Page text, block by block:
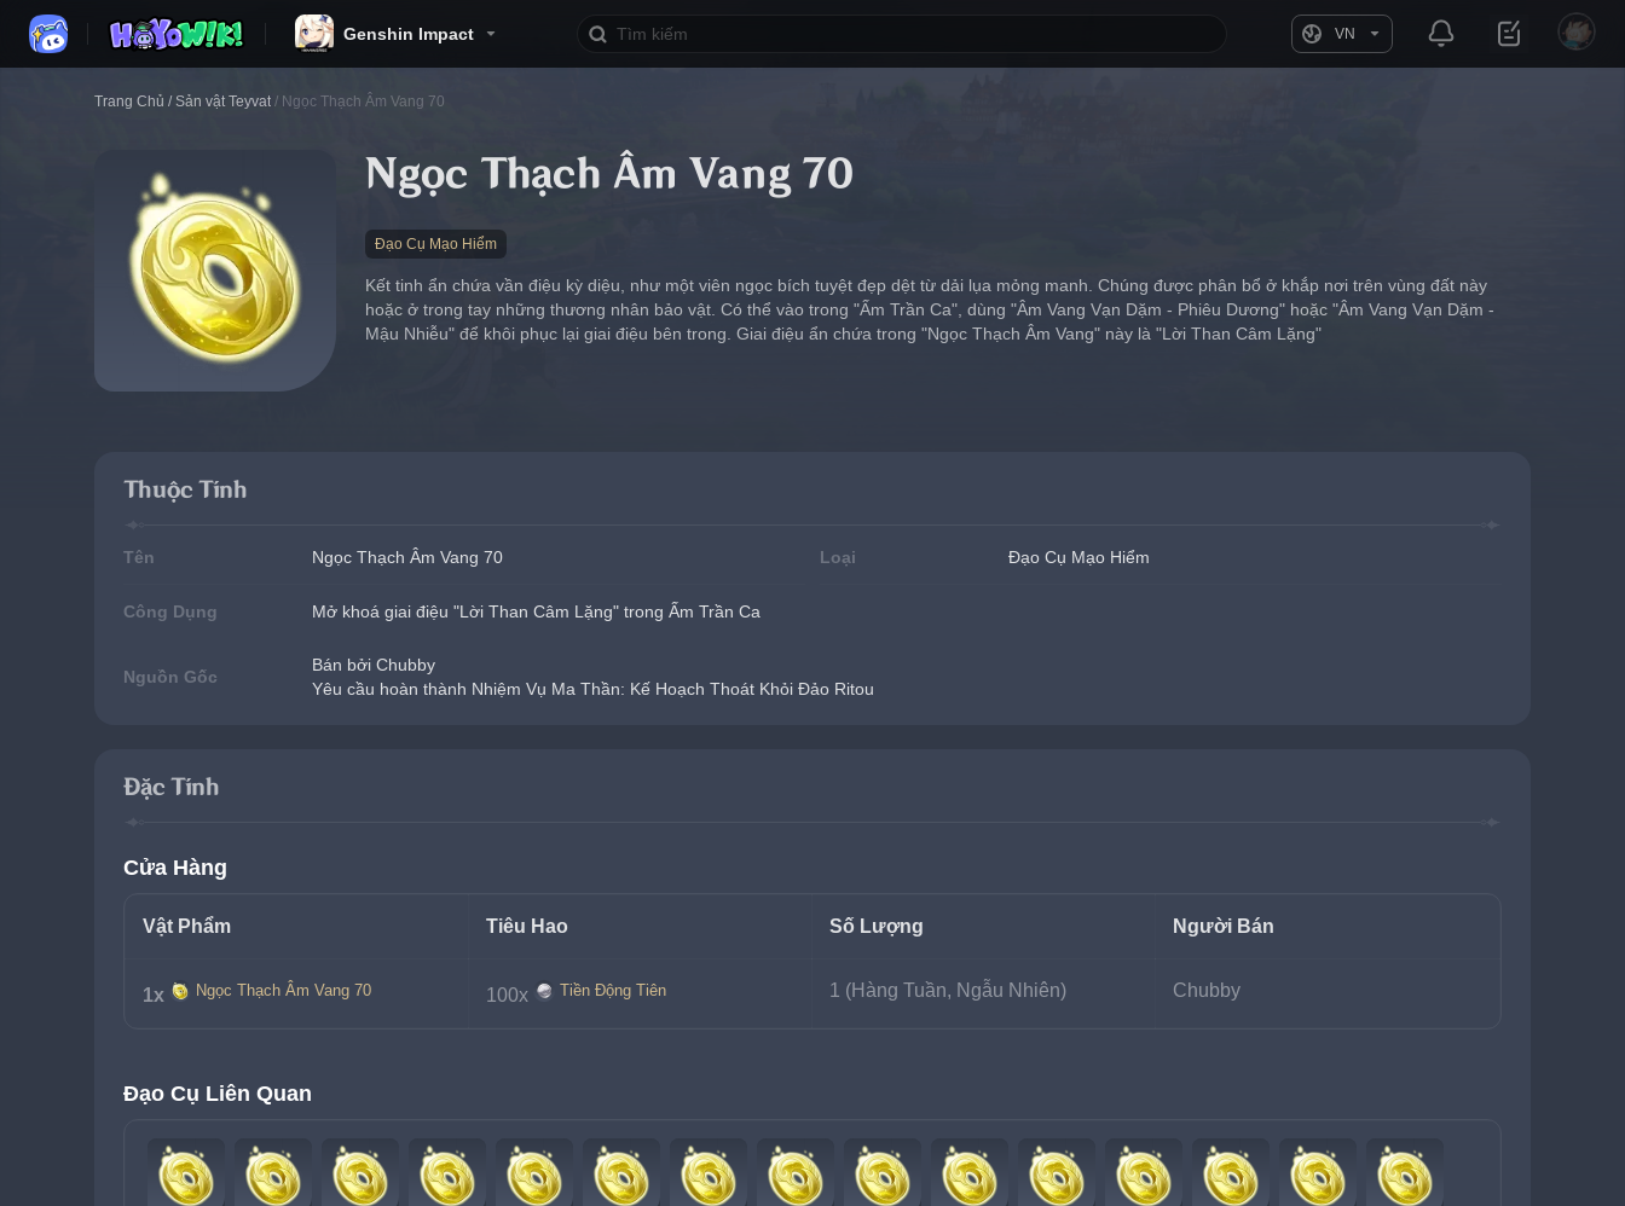
Genshin Impact VN
Trang Chủ / Sản vật Teyvat / Ngọc Thạch Âm Vang 70
Ngọc Thạch Âm Vang 70
Đạo Cụ Mạo Hiểm
Kết tinh ẩn chứa vần điệu kỳ diệu, như một viên ngọc bích tuyệt đẹp dệt từ dải lụa mỏng manh. Chúng được phân bổ ở khắp nơi trên vùng đất này
hoặc ở trong tay những thương nhân bảo vật. Có thể vào trong "Ấm Trần Ca", dùng "Âm Vang Vạn Dặm - Phiêu Dương" hoặc "Âm Vang Vạn Dặm -
Mậu Nhiễu" để khôi phục lại giai điệu bên trong. Giai điệu ẩn chứa trong "Ngọc Thạch Âm Vang" này là "Lời Than Câm Lặng"
Thuộc Tính
Tên Ngọc Thạch Âm Vang 70 Loại Đạo Cụ Mạo Hiểm
Công Dụng Mở khoá giai điệu "Lời Than Câm Lặng" trong Ấm Trần Ca
Nguồn Gốc
Bán bởi Chubby
Yêu cầu hoàn thành Nhiệm Vụ Ma Thần: Kế Hoạch Thoát Khỏi Đảo Ritou
Đặc Tính
Cửa Hàng
Vật Phẩm Tiêu Hao Số Lượng Người Bán
1x Ngọc Thạch Âm Vang 70 100x Tiền Động Tiên 1 (Hàng Tuần, Ngẫu Nhiên) Chubby
Đạo Cụ Liên Quan